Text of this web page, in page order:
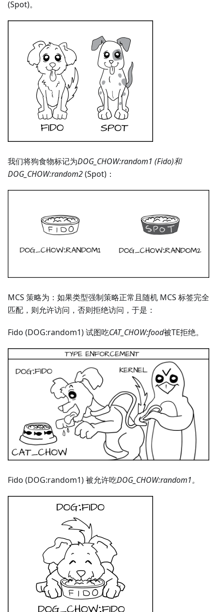
(Spot)。
我们将狗食物标记为DOG_CHOW:random1 (Fido)和
DOG_CHOW:random2(Spot)：
MCS 策略为：如果类型强制策略正常且随机 MCS 标签完全
匹配，则允许访问，否则拒绝访问，于是：
Fido (DOG:random1) 试图吃CAT_CHOW:food被TE拒绝。
Fido (DOG:random1) 被允许吃DOG_CHOW:random1。